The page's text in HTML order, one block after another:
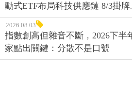
動式ETF布局科技供應鏈 8/3掛
2026.08.03
指數創高但雜音不斷，2026下半
家點出關鍵：分散不是口號